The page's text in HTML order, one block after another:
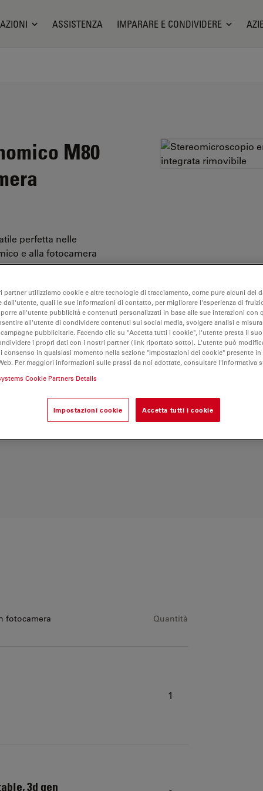
ASSISTENZA IMPARARE E CONDIVIDERE
M80
perfetta nelle
e alla fotocamera
questo microscopio
migliorando
ergonomiche
di lavoro
un ulteriore
e
la tua esperienza di
che combina
per
fotocamera
Quantità
1
3d gen
partner utilizziamo cookie e altre tecnologie di tracciamento, come pure alcuni dei
dall'utente, quali le sue informazioni di contatto, per migliorare l'esperienza di
all'utente pubblicità e contenuti personalizzati in base alle sue interazioni con
all'utente di condividere contenuti sui social media, svolgere analisi e
pubblicitarie. Facendo clic su "Accetta tutti i cookie", l'utente presta il
i propri dati con i nostri partner (link riportato sotto). L'utente può
consenso in qualsiasi momento nella sezione "Impostazioni dei cookie" presente
Per maggiori informazioni sulle prassi da noi adottate, consultare l'Informativa
Cookie Partners Details
Impostazioni cookie Accetta tutti i cookie